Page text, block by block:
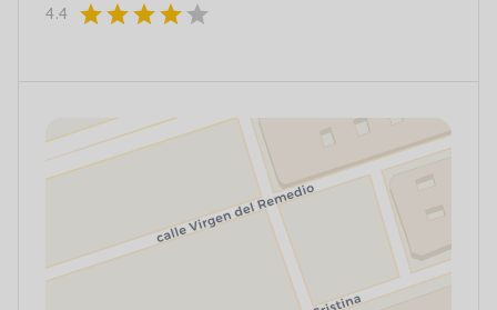
4.4 starstarstarstar star